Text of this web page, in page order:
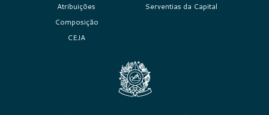
Atribuições
Composição
CEJA
Serventias da Capital